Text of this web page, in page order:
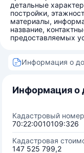
детальные
постройки,
материалы,
название,
предоставляемых
Информация о
Информация о
Кадастровый
70:22:0010109:326
Кадастровая
147 525 799,2